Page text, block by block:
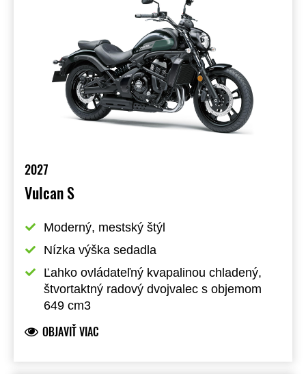
2027
Vulcan S
Moderný, mestský štýl
Nízka výška sedadla
Ľahko ovládateľný kvapalinou chladený,
štvortaktný radový dvojvalec s objemom
649 cm3
OBJAVIŤ VIAC